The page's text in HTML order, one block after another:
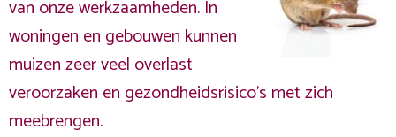
van onze werkzaamheden. In
woningen en gebouwen kunnen
muizen zeer veel overlast
veroorzaken en gezondheidsrisico's met zich
meebrengen.